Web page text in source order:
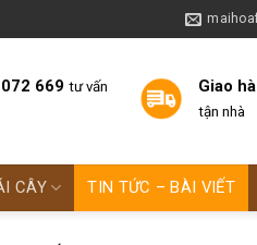
669 tư vấn
Giao
tận nhà
CÂY TIN TỨC – BÀI VIẾT